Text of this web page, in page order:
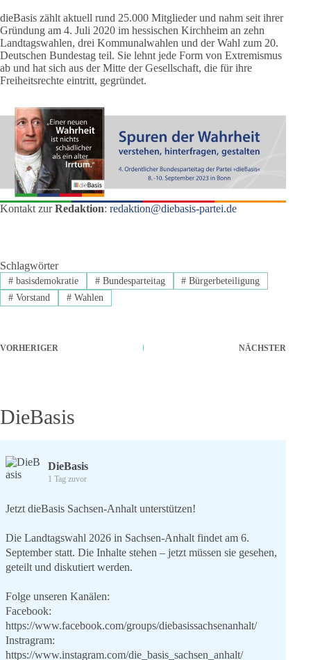
dieBasis zählt aktuell rund 25.000 Mitglieder und nahm seit ihrer
Gründung am 4. Juli 2020 im hessischen Kirchheim an zehn
Landtagswahlen, drei Kommunalwahlen und der Wahl zum 20.
Deutschen Bundestag teil. Sie lehnt jede Form von Extremismus
ab und hat sich aus der Mitte der Gesellschaft, die für ihre
Freiheitsrechte eintritt, gegründet.
Kontakt zurRedaktion: redaktion@diebasis-partei.de
Schlagwörter
#basisdemokratie #Bundesparteitag # Bürgerbeteiligung
#Vorstand #Wahlen
VORHERIGER NÄCHSTER
DieBasis
DieBasis
1 Tag zuvor
Jetzt dieBasis Sachsen-Anhalt unterstützen!
Die Landtagswahl 2026 in Sachsen-Anhalt findet am 6.
September statt. Die Inhalte stehen – jetzt müssen sie gesehen,
geteilt und diskutiert werden.
Folge unseren Kanälen:
Facebook:
https://www.facebook.com/groups/diebasissachsenanhalt/
Instragram:
https://www.instagram.com/die_basis_sachsen_anhalt/